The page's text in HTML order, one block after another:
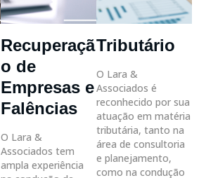
Recuperaçã
o de
Empresas e
Falências
O Lara &
Associados tem
ampla experiência
Tributário
O Lara &
Associados é
reconhecido por sua
atuação em matéria
tributária, tanto na
área de consultoria
e planejamento,
como na condução